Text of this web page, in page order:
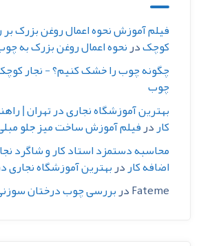
فیلم آموزش نحوه اعمال روغن بزرک
کوچکدرنحوه اعمال روغن بزرک به
چگونه چوب را خشک کنیم؟ - نجار
چوب
بهترین آموزشگاه نجاری در تهران |
کاردرفیلم آموزش ساخت میز جلو
محاسبه دستمزد استاد کار و شاگرد
اضافه کاردربهترین آموزشگاه نجاری
Fatemeدربررسی چوب درختان